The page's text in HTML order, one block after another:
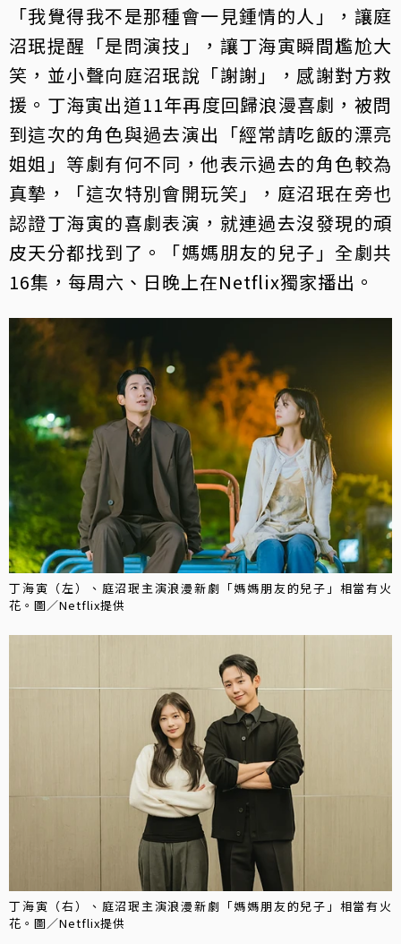
「我覺得我不是那種會一見鍾情的人」，讓庭
沼珉提醒「是問演技」，讓丁海寅瞬間尷尬大
笑，並小聲向庭沼珉說「謝謝」，感謝對方救
援。丁海寅出道11年再度回歸浪漫喜劇，被問
到這次的角色與過去演出「經常請吃飯的漂亮
姐姐」等劇有何不同，他表示過去的角色較為
真摯，「這次特別會開玩笑」，庭沼珉在旁也
認證丁海寅的喜劇表演，就連過去沒發現的頑
皮天分都找到了。「媽媽朋友的兒子」全劇共
16集，每周六、日晚上在Netflix獨家播出。
丁海寅（左）、庭沼珉主演浪漫新劇「媽媽朋友的兒子」相當有火
花。圖／Netflix提供
丁海寅（右）、庭沼珉主演浪漫新劇「媽媽朋友的兒子」相當有火
花。圖／Netflix提供